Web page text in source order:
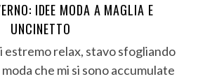
IDEE MODA A MAGLIA E
UNCINETTO
estremo relax, stavo sfogliando
che mi si sono accumulate